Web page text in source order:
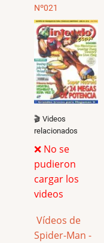
Nº021
🎬 Videos
relacionados
❌ No se
pudieron
cargar los
videos
Vídeos de
Spider-Man -